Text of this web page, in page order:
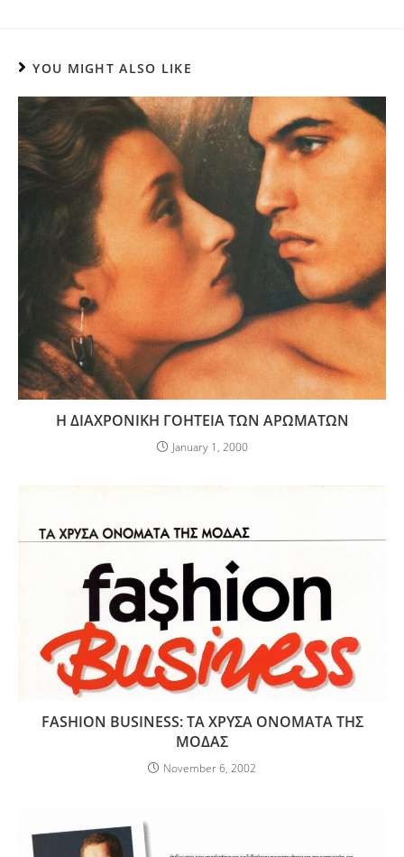
YOU MIGHT ALSO LIKE
Η ΔΙΑΧΡΟΝΙΚΗ ΓΟΗΤΕΙΑ ΤΩΝ ΑΡΩΜΑΤΩΝ
January 1, 2000
FASHION BUSINESS: ΤΑ ΧΡΥΣΑ ΟΝΟΜΑΤΑ ΤΗΣ
ΜΟΔΑΣ
November 6, 2002